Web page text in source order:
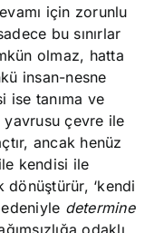
için zorunlu
bu sınırlar
olmaz, hatta
insan-nesne
ise tanıma ve
yavrusu çevre ile
ancak henüz
kendisi ile
‘kendi
determine
odaklı